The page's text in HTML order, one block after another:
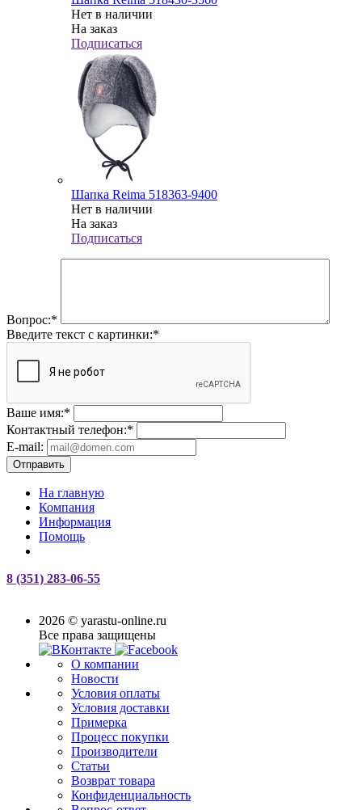
Нет в наличии
На заказ
Подписаться
Шапка Reima 518363-9400
Нет в наличии
На заказ
Подписаться
Вопрос:*
Введите текст с картинки:*
Ваше имя:*
Контактный телефон:*
E-mail:
Отправить
На главную
Компания
Информация
Помощь
8 (351) 283-06-55
2026 © yarastu-online.ru
Все права защищены
О компании
Новости
Условия оплаты
Условия доставки
Примерка
Процесс покупки
Производители
Статьи
Возврат товара
Конфиденциальность